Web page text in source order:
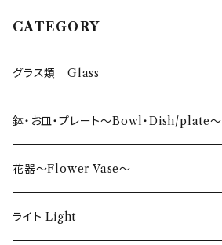
CATEGORY
グラス類 Glass
タンブラー〜Tumbler〜
日本酒〜SAKE〜
ロックグラス〜Rock Glass〜
鉢・お皿・プレート〜Bowl・Dish/plate〜
花器〜Flower Vase〜
ライト Light